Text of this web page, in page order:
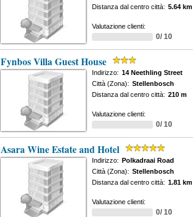
Distanza dal centro città: 5.64 km
Valutazione clienti:
0/ 10
Fynbos Villa Guest House
Indirizzo: 14 Neethling Street
Città (Zona): Stellenbosch
Distanza dal centro città: 210 m
Valutazione clienti:
0/ 10
Asara Wine Estate and Hotel
Indirizzo: Polkadraai Road
Città (Zona): Stellenbosch
Distanza dal centro città: 1.81 km
Valutazione clienti:
0/ 10